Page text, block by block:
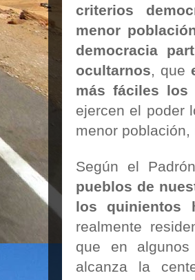
criterios
menor
democracia
ocultarnos, que
más fáciles
ejercen el poder
menor
Según el
pueblos de
los quinientos
realmente
que en
alcanza la